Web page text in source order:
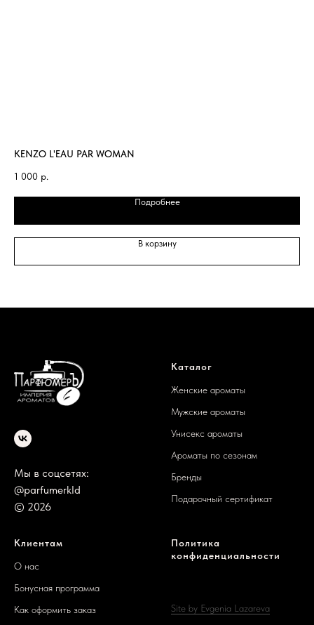
KENZO L'EAU PAR WOMAN
1 000 р.
Подробнее
В корзину
Мы в соцсетях:
@parfumerkld
© 2026
Каталог
Женские ароматы
Мужские ароматы
Унисекс ароматы
Ароматы по сезонам
Бренды
Подарочный сертификат
Клиентам
О нас
Бонусная программа
Как оформить заказ
Политика
конфиденциальности
Site by Evgenia Lazareva